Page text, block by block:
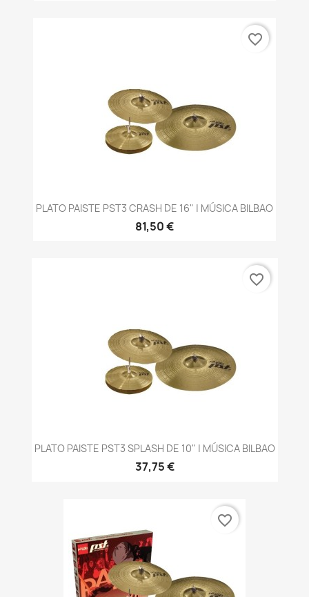
PLATO PAISTE PST3 CRASH DE 16" | MÚSICA BILBAO
81,50 €
favorite_border
PLATO PAISTE PST3 SPLASH DE 10" | MÚSICA BILBAO
37,75 €
favorite_border
favorite_border